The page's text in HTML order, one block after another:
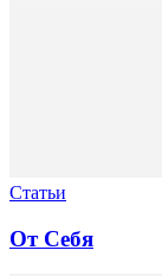
Статьи
От Себя